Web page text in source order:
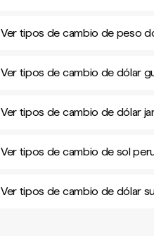
Ver tipos de cambio de peso
Ver tipos de cambio de dólar
Ver tipos de cambio de dólar
Ver tipos de cambio de sol
Ver tipos de cambio de dólar